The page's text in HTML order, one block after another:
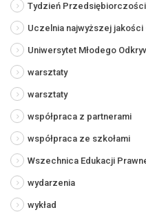
Tydzień Przedsiębiorczości
Uczelnia najwyższej jakości
Uniwersytet Młodego
warsztaty
warsztaty
współpraca z partnerami
współpraca ze szkołami
Wszechnica Edukacji
wydarzenia
wykład